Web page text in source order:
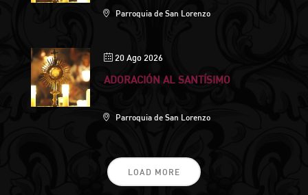
Parroquia de San Lorenzo
20 Ago 2026
ADORACIÓN AL SANTÍSIMO
Parroquia de San Lorenzo
LOAD MORE